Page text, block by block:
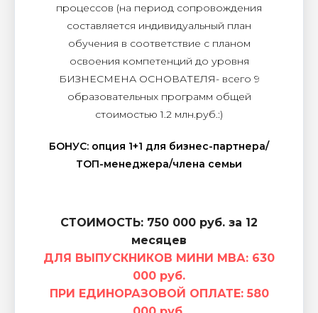
процессов (на период сопровождения
составляется индивидуальный план
обучения в соответствие с планом
освоения компетенций до уровня
БИЗНЕСМЕНА ОСНОВАТЕЛЯ- всего 9
образовательных программ общей
стоимостью 1.2 млн.руб.:)
БОНУС: опция 1+1 для бизнес-партнера/
ТОП-менеджера/члена семьи
СТОИМОСТЬ: 750 000 руб. за 12
месяцев
ДЛЯ ВЫПУСКНИКОВ МИНИ МВА: 630
000 руб.
ПРИ ЕДИНОРАЗОВОЙ ОПЛАТЕ: 580